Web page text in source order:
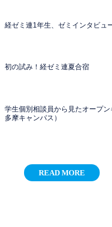
経ゼミ連1年生、ゼミインタビュ
初の試み！経ゼミ連夏合宿
学生個別相談員から見たオープ
多摩キャンパス）
READ MORE